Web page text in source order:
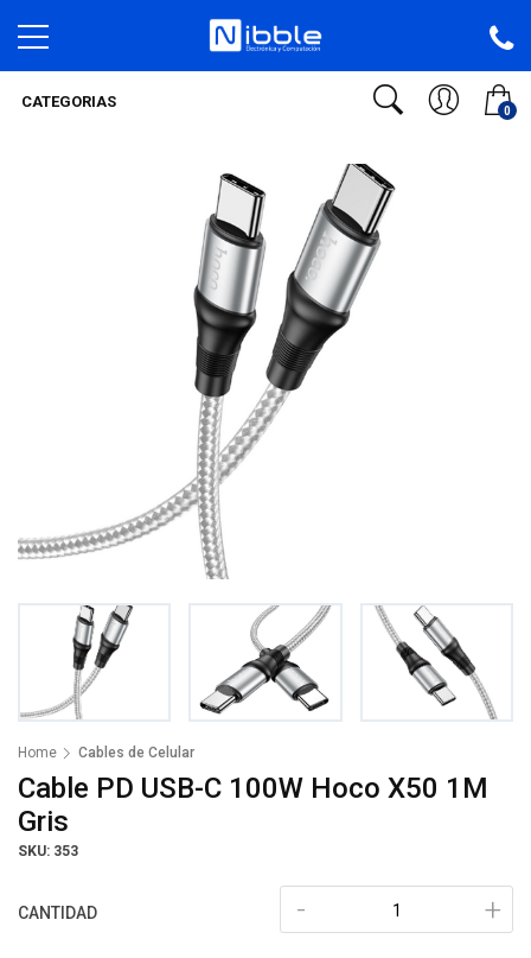
0
CATEGORIAS
Home Cables de Celular
Cable PD USB-C 100W Hoco X50 1M
Gris
SKU: 353
CANTIDAD +
-